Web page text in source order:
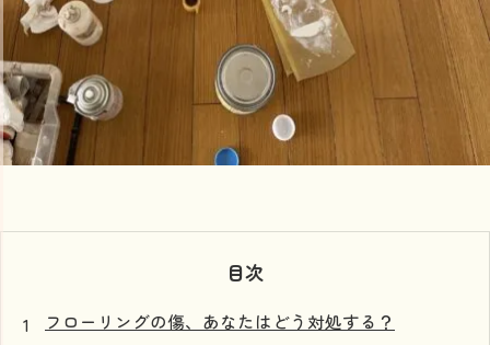
目次
フローリングの傷、あなたはどう対処する？